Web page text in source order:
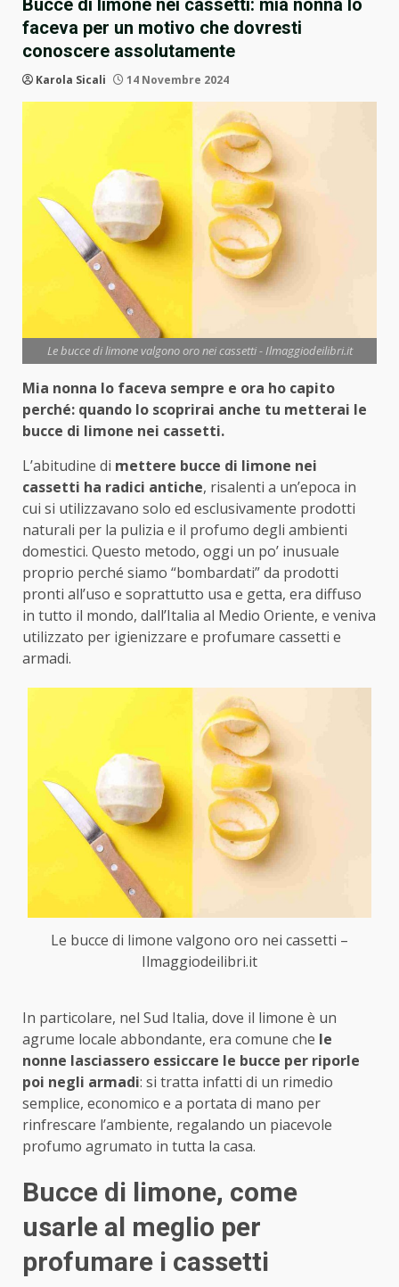
Bucce di limone nei cassetti: mia nonna lo
faceva per un motivo che dovresti
conoscere assolutamente
Karola Sicali 14 Novembre 2024
Le bucce di limone valgono oro nei cassetti - Ilmaggiodeilibri.it
Mia nonna lo faceva sempre e ora ho capito
perché: quando lo scoprirai anche tu metterai le
bucce di limone nei cassetti.
L’abitudine di mettere bucce di limone nei
cassetti ha radici antiche, risalenti a un’epoca in
cui si utilizzavano solo ed esclusivamente prodotti
naturali per la pulizia e il profumo degli ambienti
domestici. Questo metodo, oggi un po’ inusuale
proprio perché siamo “bombardati” da prodotti
pronti all’uso e soprattutto usa e getta, era diffuso
in tutto il mondo, dall’Italia al Medio Oriente, e veniva
utilizzato per igienizzare e profumare cassetti e
armadi.
Le bucce di limone valgono oro nei cassetti –
Ilmaggiodeilibri.it
In particolare, nel Sud Italia, dove il limone è un
agrume locale abbondante, era comune che le
nonne lasciassero essiccare le bucce per riporle
poi negli armadi: si tratta infatti di un rimedio
semplice, economico e a portata di mano per
rinfrescare l’ambiente, regalando un piacevole
profumo agrumato in tutta la casa.
Bucce di limone, come
usarle al meglio per
profumare i cassetti